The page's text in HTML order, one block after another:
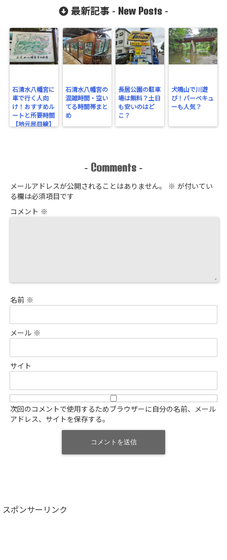
最新記事 - New Posts -
石清水八幡宮に
車で行く人向
け！おすすめル
ートと所要時間
【地元民目線】
石清水八幡宮の
混雑時間・空い
てる時間帯まと
め
長居公園の駐車
場は無料？土日
も安いのはど
こ？
犬鳴山で川遊
び！バーベキュ
ーも人気？
- Comments -
メールアドレスが公開されることはありません。 ※ が付いてい
る欄は必須項目です
コメント ※
名前 ※
メール ※
サイト
次回のコメントで使用するためブラウザーに自分の名前、メール
アドレス、サイトを保存する。
スポンサーリンク